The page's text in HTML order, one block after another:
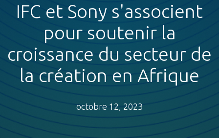
IFC et Sony s'associent
pour soutenir la
croissance du secteur de
la création en Afrique
octobre 12, 2023